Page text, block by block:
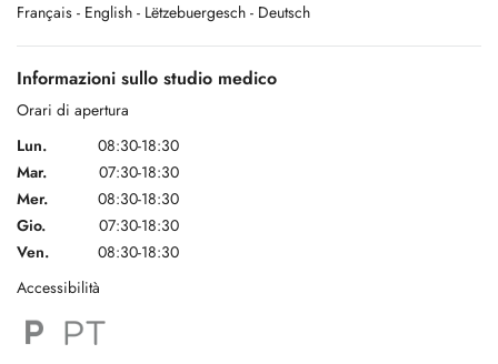
Français - English - Lëtzebuergesch - Deutsch
Informazioni sullo studio medico
Orari di apertura
Lun.
08:30-18:30
Mar.
07:30-18:30
Mer.
08:30-18:30
Gio.
07:30-18:30
Ven.
08:30-18:30
Accessibilità